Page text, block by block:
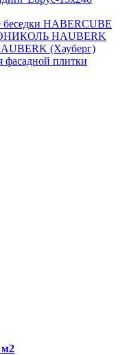
HABERCUBE
HAUBERK
(Хауберг)
фасадной плитки
м2